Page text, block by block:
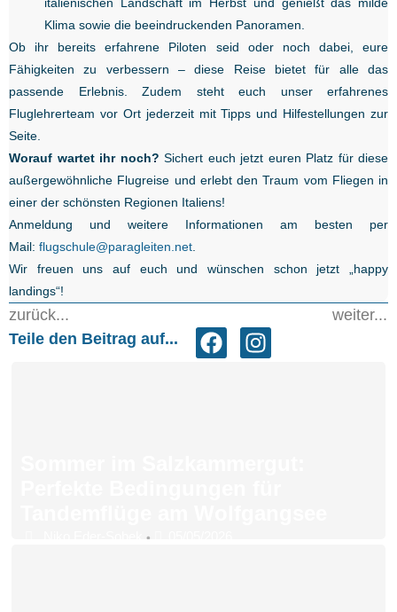
•
Klima sowie die beeindruckenden Panoramen.
Ob ihr bereits erfahrene Piloten seid oder noch dabei, eure
Fähigkeiten zu verbessern – diese Reise bietet für alle das
passende Erlebnis. Zudem steht euch unser erfahrenes
Fluglehrerteam vor Ort jederzeit mit Tipps und Hilfestellungen zur
Seite.
Worauf wartet ihr noch? Sichert euch jetzt euren Platz für diese
außergewöhnliche Flugreise und erlebt den Traum vom Fliegen in
einer der schönsten Regionen Italiens!
Anmeldung und weitere Informationen am besten per
Mail: flugschule@paragleiten.net
Wir freuen uns auf euch und wünschen schon jetzt „happy
landings“!
zurück...
weiter...
Teile den Beitrag auf...